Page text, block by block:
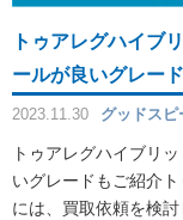
トゥアレグハイブ
ールが良いグレー
2023.11.30 グッドスピ
トゥアレグハイブリ
いグレードもご紹介
には、買取依頼を検